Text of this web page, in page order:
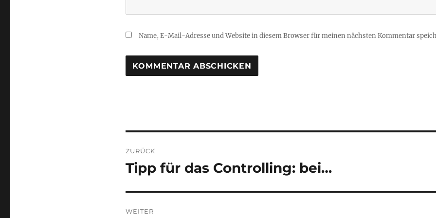
Name, E-Mail-Adresse und Website in diesem Browser für meinen nächsten Kommentar
ZURÜCK
Vorheriger
Tipp für das Controlling: bei…
WEITER